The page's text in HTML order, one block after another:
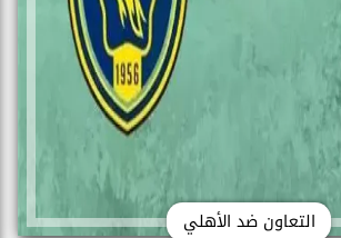
التعاون ضد الأهلي